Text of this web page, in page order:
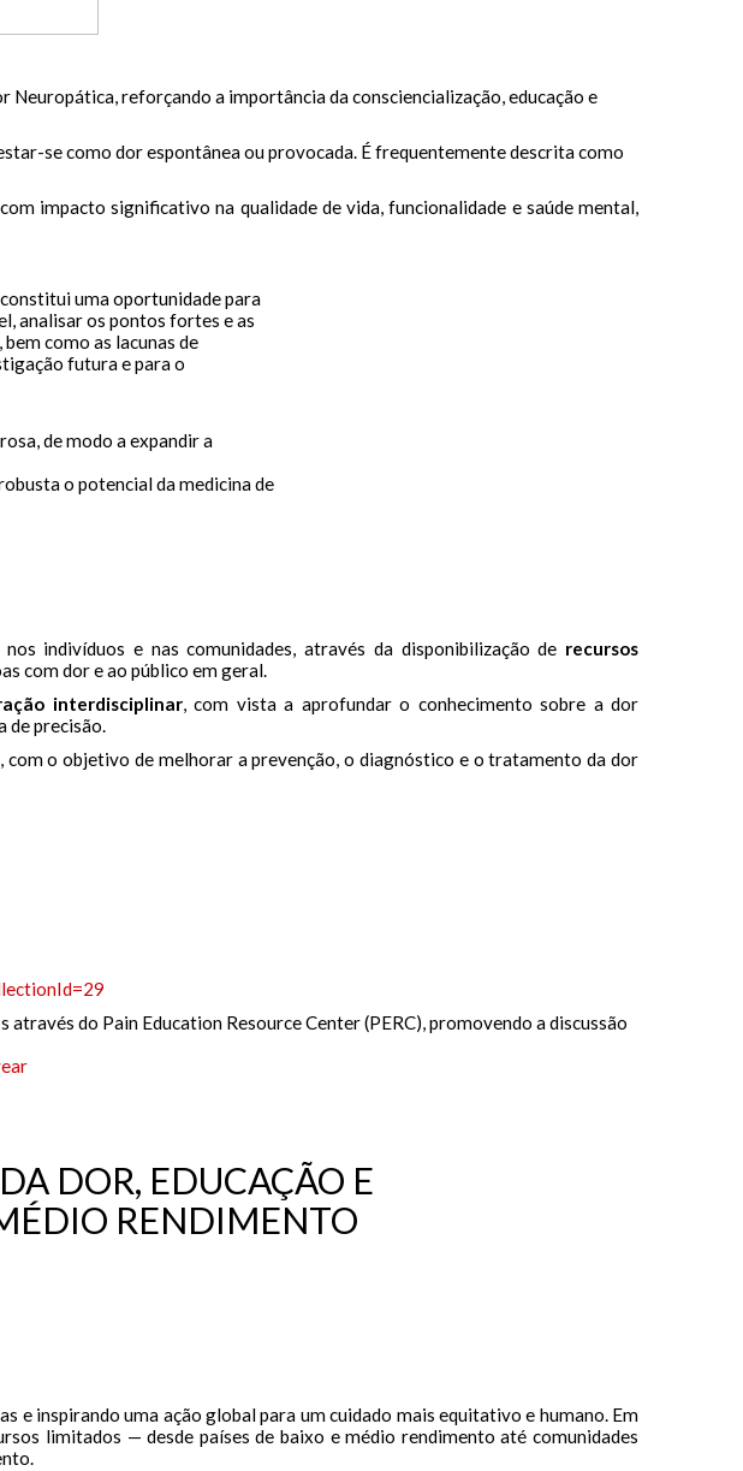
Neuropática, reforçando a importância da consciencialização, educação e
se como dor espontânea ou provocada. É frequentemente descrita como
impacto significativo na qualidade de vida, funcionalidade e saúde mental,
constitui uma oportunidade para
analisar os pontos fortes e as
como as lacunas de
futura e para o
de modo a expandir a
o potencial da medicina de
indivíduos e nas comunidades, através da disponibilização de recursos
com dor e ao público em geral.
interdisciplinar, com vista a aprofundar o conhecimento sobre a dor
de precisão.
, com o objetivo de melhorar a prevenção, o diagnóstico e o tratamento da dor
do Pain Education Resource Center (PERC), promovendo a discussão
DOR, EDUCAÇÃO E
RENDIMENTO
e inspirando uma ação global para um cuidado mais equitativo e humano. Em
limitados — desde países de baixo e médio rendimento até comunidades